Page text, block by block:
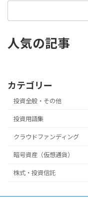
人気の記事
カテゴリー
投資全般・その他
投資用語集
クラウドファンディング
暗号資産（仮想通貨）
株式・投資信託